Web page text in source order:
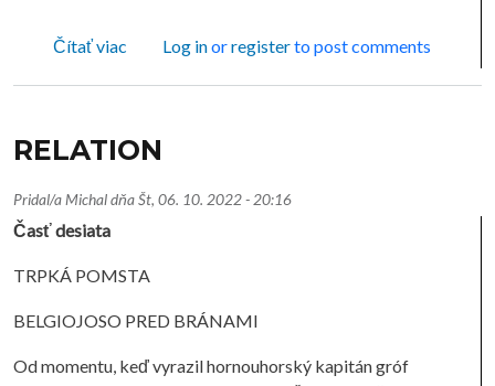
Čítať viaco RELATION
Log inorregisterto post comments
RELATION
Pridal/a MichaldňaŠt, 06. 10. 2022 - 20:16
Časť desiata
TRPKÁ POMSTA
BELGIOJOSO PRED BRÁNAMI
Od momentu, keď vyrazil hornouhorský kapitán gróf